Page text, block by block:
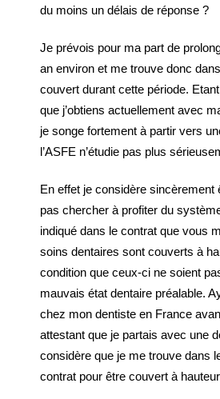
du moins un délais de réponse ?
Je prévois pour ma part de
an environ et me trouve donc
couvert durant cette période.
que j’obtiens actuellement avec
je songe fortement à partir vers
l’ASFE n’étudie pas plus
En effet je considère sincèrement
pas chercher à profiter du
indiqué dans le contrat que vous
soins dentaires sont couverts à
condition que ceux-ci ne soient
mauvais état dentaire préalable.
chez mon dentiste en France
attestant que je partais avec une
considère que je me trouve dans
contrat pour être couvert à